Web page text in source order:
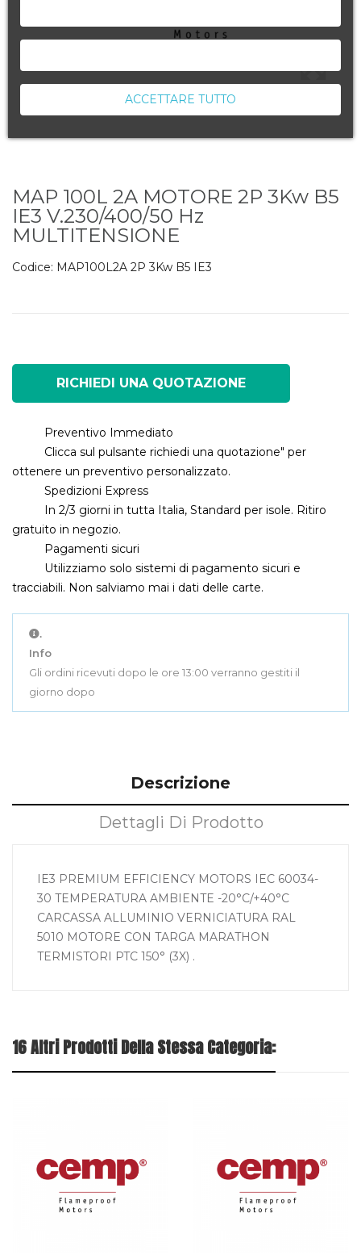
MAP 100L 2A MOTORE 2P 3Kw B5
IE3 V.230/400/50 Hz
MULTITENSIONE
Codice: MAP100L2A 2P 3Kw B5 IE3
RICHIEDI UNA QUOTAZIONE
Preventivo Immediato
Clicca sul pulsante richiedi una quotazione" per
ottenere un preventivo personalizzato.
Spedizioni Express
In 2/3 giorni in tutta Italia, Standard per isole. Ritiro
gratuito in negozio.
Pagamenti sicuri
Utilizziamo solo sistemi di pagamento sicuri e
tracciabili. Non salviamo mai i dati delle carte.
.
Info
Gli ordini ricevuti dopo le ore 13:00 verranno gestiti il
giorno dopo
Descrizione
Dettagli Di Prodotto
IE3 PREMIUM EFFICIENCY MOTORS IEC 60034-
30 TEMPERATURA AMBIENTE -20°C/+40°C
CARCASSA ALLUMINIO VERNICIATURA RAL
5010 MOTORE CON TARGA MARATHON
TERMISTORI PTC 150° (3X) .
16 Altri Prodotti Della Stessa Categoria:
ACCETTARE TUTTO